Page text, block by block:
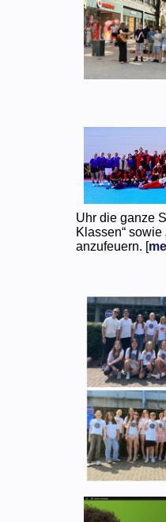
Uhr die ganze
Klassen“
anzufeuern. [